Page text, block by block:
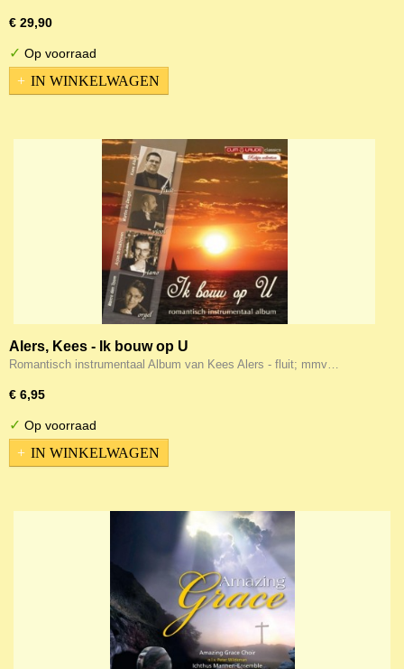
€ 29,90
✓ Op voorraad
IN WINKELWAGEN
Alers, Kees - Ik bouw op U
Romantisch instrumentaal Album van Kees Alers - fluit; mmv…
€ 6,95
✓ Op voorraad
IN WINKELWAGEN